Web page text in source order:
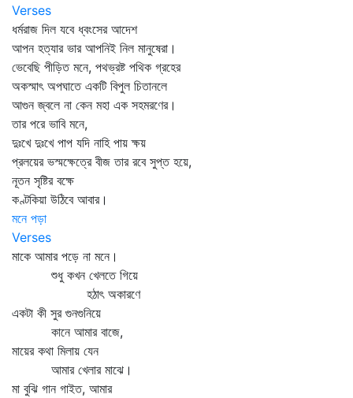
Verses
ধর্মরাজ দিল যবে ধ্বংসের আদেশ
আপন হত্যার ভার আপনিই নিল মানুষেরা।
ভেবেছি পীড়িত মনে, পথভ্রষ্ট পথিক গ্রহের
অকস্মাৎ অপঘাতে একটি বিপুল চিতানলে
আগুন জ্বলে না কেন মহা এক সহমরণের।
তার পরে ভাবি মনে,
দুঃখে দুঃখে পাপ যদি নাহি পায় ক্ষয়
প্রলয়ের ভস্মক্ষেত্রে বীজ তার রবে সুপ্ত হয়ে,
নূতন সৃষ্টির বক্ষে
কণ্টকিয়া উঠিবে আবার।
মনে পড়া
Verses
মাকে আমার পড়ে না মনে।
শুধু কখন খেলতে গিয়ে
হঠাৎ অকারণে
একটা কী সুর গুনগুনিয়ে
কানে আমার বাজে,
মায়ের কথা মিলায় যেন
আমার খেলার মাঝে।
মা বুঝি গান গাইত, আমার